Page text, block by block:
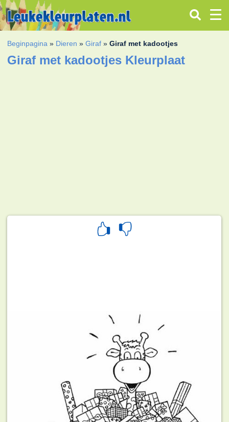
Beginpagina » Dieren »Giraf »Giraf met kadootjes
Giraf met kadootjes Kleurplaat